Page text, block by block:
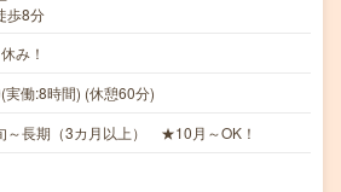
歩8分
み！
働:8時間) (休憩60分)
～長期（3カ月以上） ★10月～OK！